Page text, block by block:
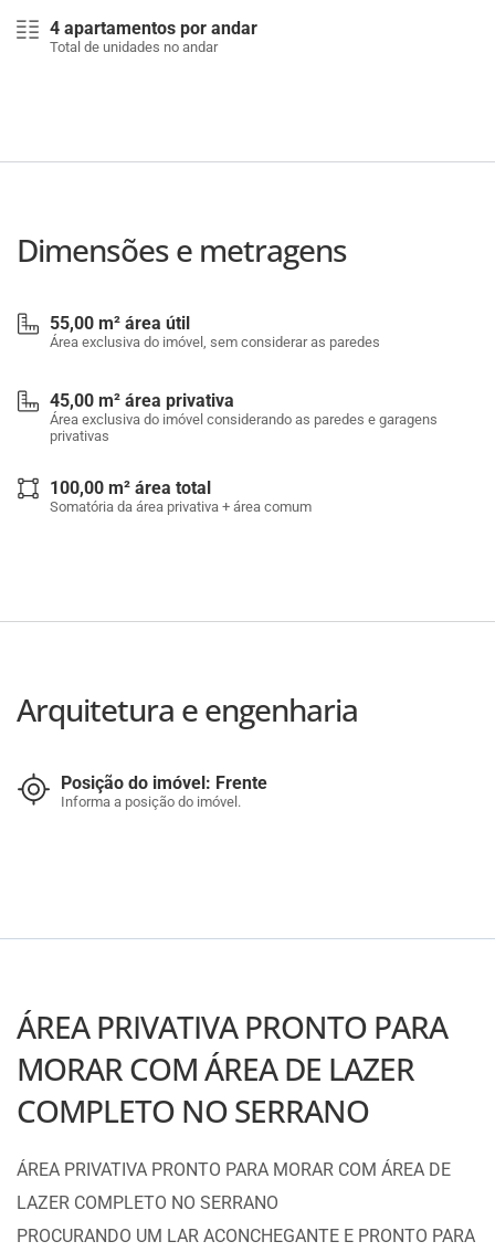
4 apartamentos por andar
Total de unidades no andar
Dimensões e metragens
55,00 m² área útil
Área exclusiva do imóvel, sem considerar as paredes
45,00 m² área privativa
Área exclusiva do imóvel considerando as paredes e garagens
privativas
100,00 m² área total
Somatória da área privativa + área comum
Arquitetura e engenharia
Posição do imóvel: Frente
Informa a posição do imóvel.
ÁREA PRIVATIVA PRONTO PARA
MORAR COM ÁREA DE LAZER
COMPLETO NO SERRANO
ÁREA PRIVATIVA PRONTO PARA MORAR COM ÁREA DE
LAZER COMPLETO NO SERRANO
PROCURANDO UM LAR ACONCHEGANTE E PRONTO PARA